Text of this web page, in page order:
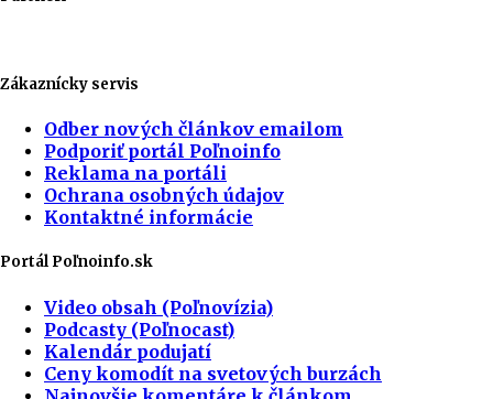
Zákaznícky servis
Odber nových článkov emailom
Podporiť portál Poľnoinfo
Reklama na portáli
Ochrana osobných údajov
Kontaktné informácie
Portál Poľnoinfo.sk
Video obsah (Poľnovízia)
Podcasty (Poľnocast)
Kalendár podujatí
Ceny komodít na svetových burzách